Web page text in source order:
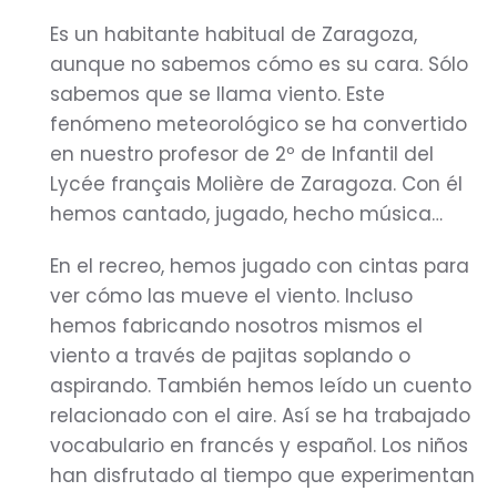
Es un habitante habitual de Zaragoza,
aunque no sabemos cómo es su cara. Sólo
sabemos que se llama viento. Este
fenómeno meteorológico se ha convertido
en nuestro profesor de 2º de Infantil del
Lycée français Molière de Zaragoza. Con él
hemos cantado, jugado, hecho música…
En el recreo, hemos jugado con cintas para
ver cómo las mueve el viento. Incluso
hemos fabricando nosotros mismos el
viento a través de pajitas soplando o
aspirando. También hemos leído un cuento
relacionado con el aire. Así se ha trabajado
vocabulario en francés y español. Los niños
han disfrutado al tiempo que experimentan